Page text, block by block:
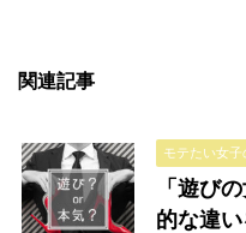
関連記事
モテたい女
「遊び
的な違い